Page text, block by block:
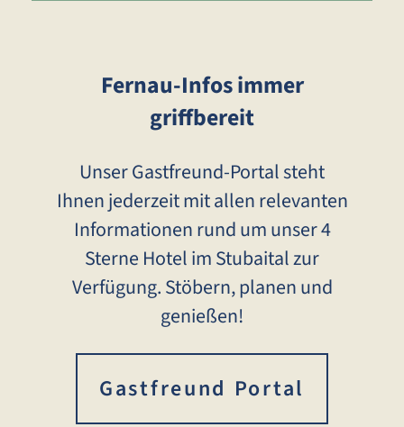
Fernau-Infos immer
griffbereit
Unser Gastfreund-Portal steht
Ihnen jederzeit mit allen relevanten
Informationen rund um unser 4
Sterne Hotel im Stubaital zur
Verfügung. Stöbern, planen und
genießen!
Gastfreund Portal